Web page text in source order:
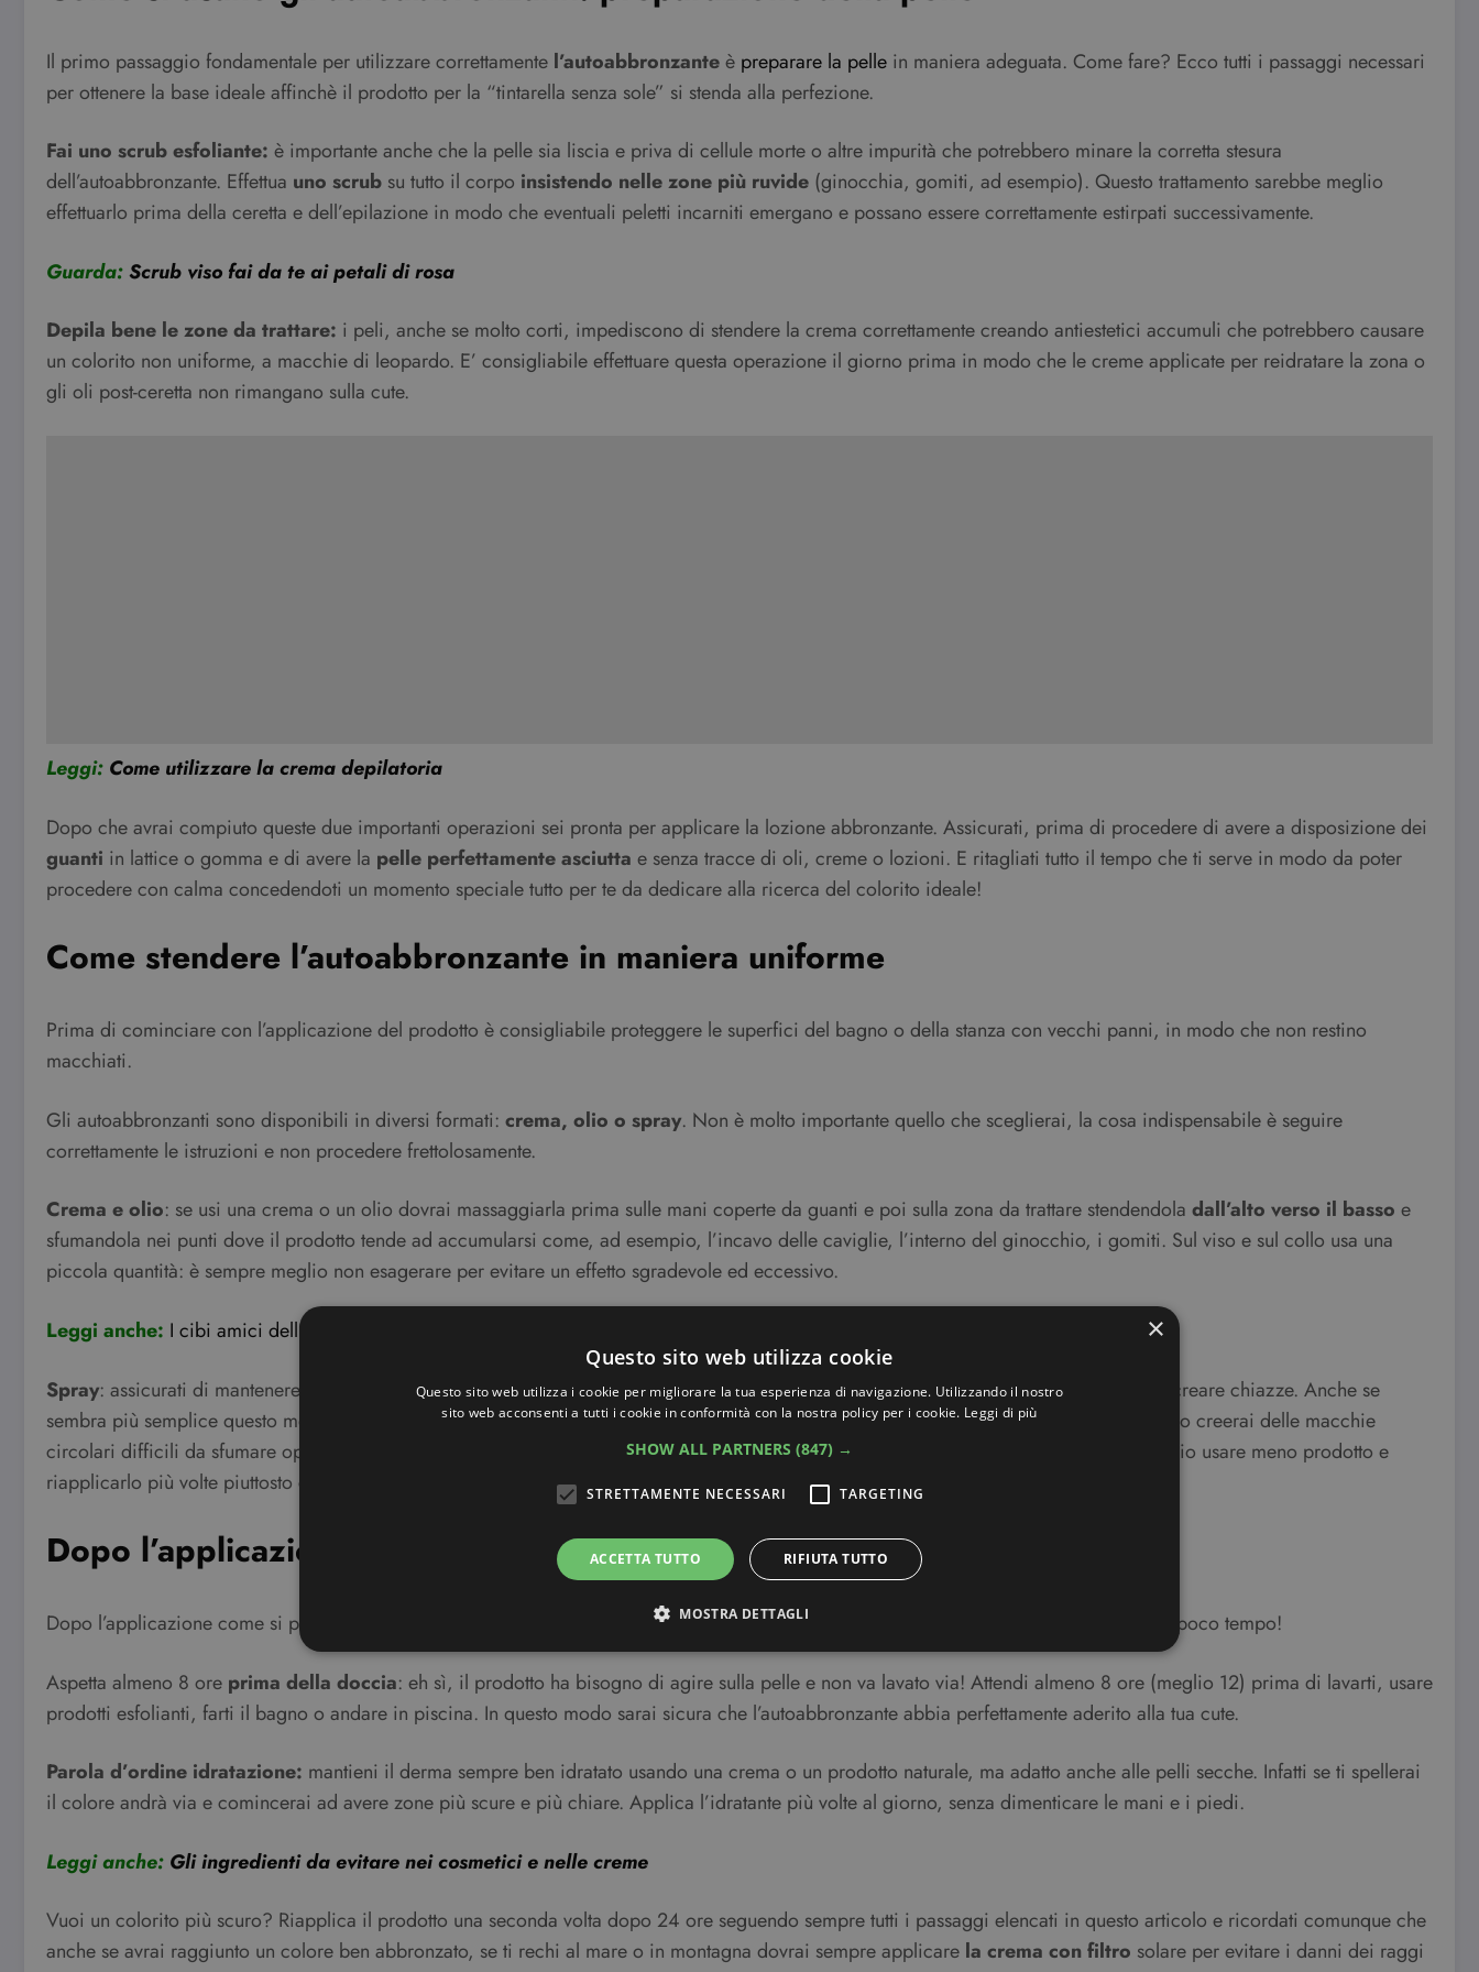
Il primo passaggio fondamentale per utilizzare correttamente l’autoabbronzanteè preparare la pelle in maniera adeguata. Come fare? Ecco tutti i passaggi necessari
per ottenere la base ideale affinchè il prodotto per la “tintarella senza sole” si stenda alla perfezione.
Fai uno scrub esfoliante: è importante anche che la pelle sia liscia e priva di cellule morte o altre impurità che potrebbero minare la corretta stesura
dell’autoabbronzante. Effettua uno scrub su tutto il corpo insistendo nelle zone più ruvide (ginocchia, gomiti, ad esempio). Questo trattamento sarebbe meglio
effettuarlo prima della ceretta e dell’epilazione in modo che eventuali peletti incarniti emergano e possano essere correttamente estirpati successivamente.
Guarda:Scrub viso fai da te ai petali di rosa
Depila bene le zone da trattare: i peli, anche se molto corti, impediscono di stendere la crema correttamente creando antiestetici accumuli che potrebbero causare
un colorito non uniforme, a macchie di leopardo. E’ consigliabile effettuare questa operazione il giorno prima in modo che le creme applicate per reidratare la zona o
gli oli post-ceretta non rimangano sulla cute.
Leggi: Come utilizzare la crema depilatoria
Dopo che avrai compiuto queste due importanti operazioni sei pronta per applicare la lozione abbronzante. Assicurati, prima di procedere di avere a disposizione dei
guanti in lattice o gomma e di avere la pelle perfettamente asciutta e senza tracce di oli, creme o lozioni. E ritagliati tutto il tempo che ti serve in modo da poter
procedere con calma concedendoti un momento speciale tutto per te da dedicare alla ricerca del colorito ideale!
Come stendere l’autoabbronzante in maniera uniforme
Prima di cominciare con l’applicazione del prodotto è consigliabile proteggere le superfici del bagno o della stanza con vecchi panni, in modo che non restino
macchiati.
Gli autoabbronzanti sono disponibili in diversi formati: crema, olio o spray. Non è molto importante quello che sceglierai, la cosa indispensabile è seguire
correttamente le istruzioni e non procedere frettolosamente.
Crema e olio: se usi una crema o un olio dovrai massaggiarla prima sulle mani coperte da guanti e poi sulla zona da trattare stendendola dall’alto verso il basso e
sfumandola nei punti dove il prodotto tende ad accumularsi come, ad esempio, l’incavo delle caviglie, l’interno del ginocchio, i gomiti. Sul viso e sul collo usa una
piccola quantità: è sempre meglio non esagerare per evitare un effetto sgradevole ed eccessivo.
Leggi anche: I cibi amici dell’abbronzatura
Spray: assicurati di mantenere la giusta distanzadalla pelle durante l’erogazione e fai attenzione a distribuirlo uniformemente per non creare chiazze. Anche se
sembra più semplice questo metodo di applicazione in realtà potrebbe celare non poche difficoltà. Se spruzzi il prodotto troppo da vicino creerai delle macchie
circolari difficili da sfumare oppure delle strisce tipiche della gocciolatura verso il basso. Anche in questo caso, comunque, sempre meglio usare meno prodotto e
riapplicarlo più volte piuttosto che esagerare e sembrare innaturale.
Dopo l’applicazione: consigli, beauty tips e segreti
Dopo l’applicazione come si procede? Ecco qualche beauty tips per mantenere perfetto il tuo nuovo colorito ed evitare che sbiadisca in poco tempo!
Aspetta almeno 8 ore prima della doccia: eh sì, il prodotto ha bisogno di agire sulla pelle e non va lavato via! Attendi almeno 8 ore (meglio 12) prima di lavarti, usare
prodotti esfolianti, farti il bagno o andare in piscina. In questo modo sarai sicura che l’autoabbronzante abbia perfettamente aderito alla tua cute.
Parola d’ordine idratazione: mantieni il derma sempre ben idratato usando una crema o un prodotto naturale, ma adatto anche alle pelli secche. Infatti se ti spellerai
il colore andrà via e comincerai ad avere zone più scure e più chiare. Applica l’idratante più volte al giorno, senza dimenticare le mani e i piedi.
Leggi anche: Gli ingredienti da evitare nei cosmetici e nelle creme
Vuoi un colorito più scuro? Riapplica il prodotto una seconda volta dopo 24 ore seguendo sempre tutti i passaggi elencati in questo articolo e ricordati comunque che
anche se avrai raggiunto un colore ben abbronzato, se ti rechi al mare o in montagna dovrai sempre applicare la crema con filtro solare per evitare i danni dei raggi
×
Questo sito web utilizza cookie
Questo sito web utilizza i cookie per migliorare la tua esperienza di navigazione. Utilizzando il nostro
sito web acconsenti a tutti i cookie in conformità con la nostra policy per i cookie. Leggi di più
SHOW ALL PARTNERS (847) →
STRETTAMENTE NECESSARI TARGETING
ACCETTA TUTTO RIFIUTA TUTTO
MOSTRA DETTAGLI
Strettamente necessari
Provider / Dominio